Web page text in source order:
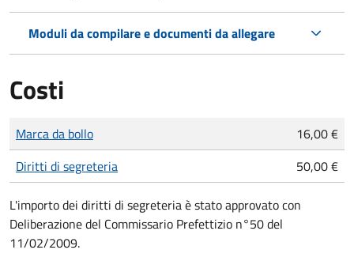
Moduli da compilare e documenti da allegare
Costi
Tipo di pagamento
Importo
Marca da bollo
16,00 €
Diritti di segreteria
50,00 €
L'importo dei diritti di segreteria è stato approvato con
Deliberazione del Commissario Prefettizio n°50 del
11/02/2009.